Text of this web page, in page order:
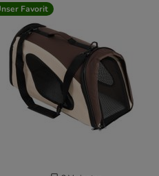
Favorit